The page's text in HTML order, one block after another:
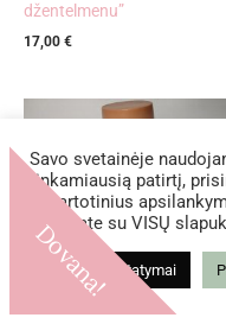
džentelmenu”
17,00 €
Savo svetainėje
tinkamiausią patirtį,
pakartotinius
sutinkate su VISŲ
Slapukų nustatymai
Dovana!